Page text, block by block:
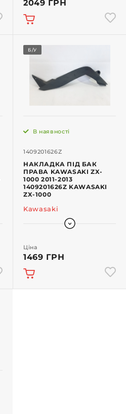
2049 ГРН
Б/У
1409201626Z
В наявності
НАКЛАДКА ПІД БАК
ПРАВА KAWASAKI ZX-
1000 2011-2013
1409201626Z KAWASAKI
ZX-1000
Kawasaki
Ціна
1469 ГРН